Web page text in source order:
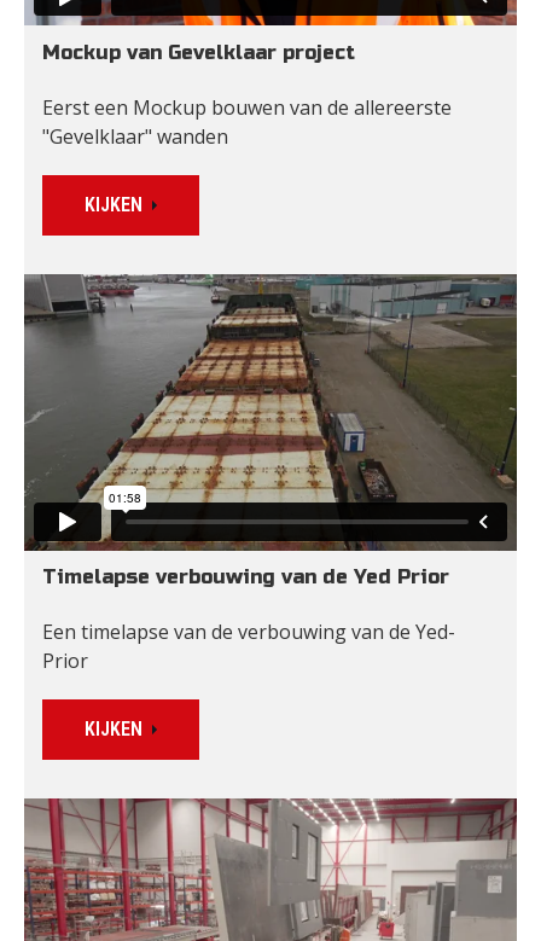
Mockup van Gevelklaar project
Eerst een Mockup bouwen van de allereerste
"Gevelklaar" wanden
KIJKEN
Timelapse verbouwing van de Yed Prior
Een timelapse van de verbouwing van de Yed-
Prior
KIJKEN